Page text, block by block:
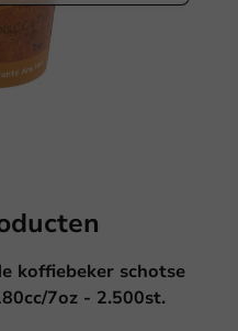
koffiebeker schotse
7oz - 2.500st.